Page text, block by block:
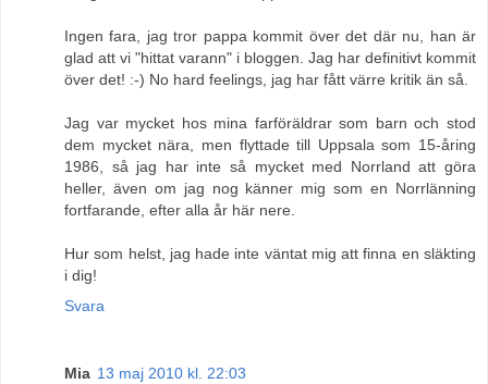
Ingen fara, jag tror pappa kommit över det där nu, han är
glad att vi "hittat varann" i bloggen. Jag har definitivt kommit
över det! :-) No hard feelings, jag har fått värre kritik än så.
Jag var mycket hos mina farföräldrar som barn och stod
dem mycket nära, men flyttade till Uppsala som 15-åring
1986, så jag har inte så mycket med Norrland att göra
heller, även om jag nog känner mig som en Norrlänning
fortfarande, efter alla år här nere.
Hur som helst, jag hade inte väntat mig att finna en släkting
i dig!
Svara
Mia 13 maj 2010 kl. 22:03